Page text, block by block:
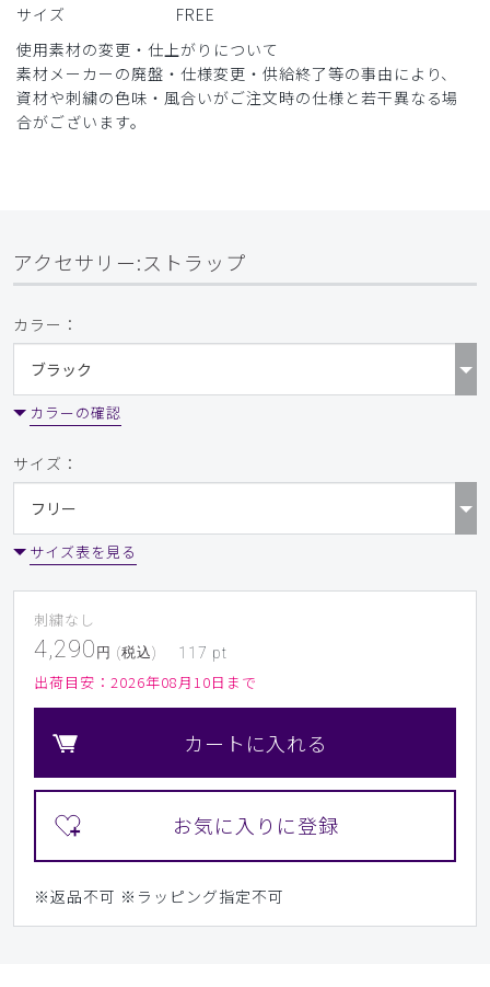
サイズ
FREE
使用素材の変更・仕上がりについて
素材メーカーの廃盤・仕様変更・供給終了等の事由により、
資材や刺繍の色味・風合いがご注文時の仕様と若干異なる場
合がございます。
アクセサリー:ストラップ
カラー：
カラーの確認
サイズ：
サイズ表を見る
刺繍なし
4,290 円 (税込) 117 pt
出荷目安： 2026年08月10日まで
カートに入れる
※返品不可 ※ラッピング指定不可